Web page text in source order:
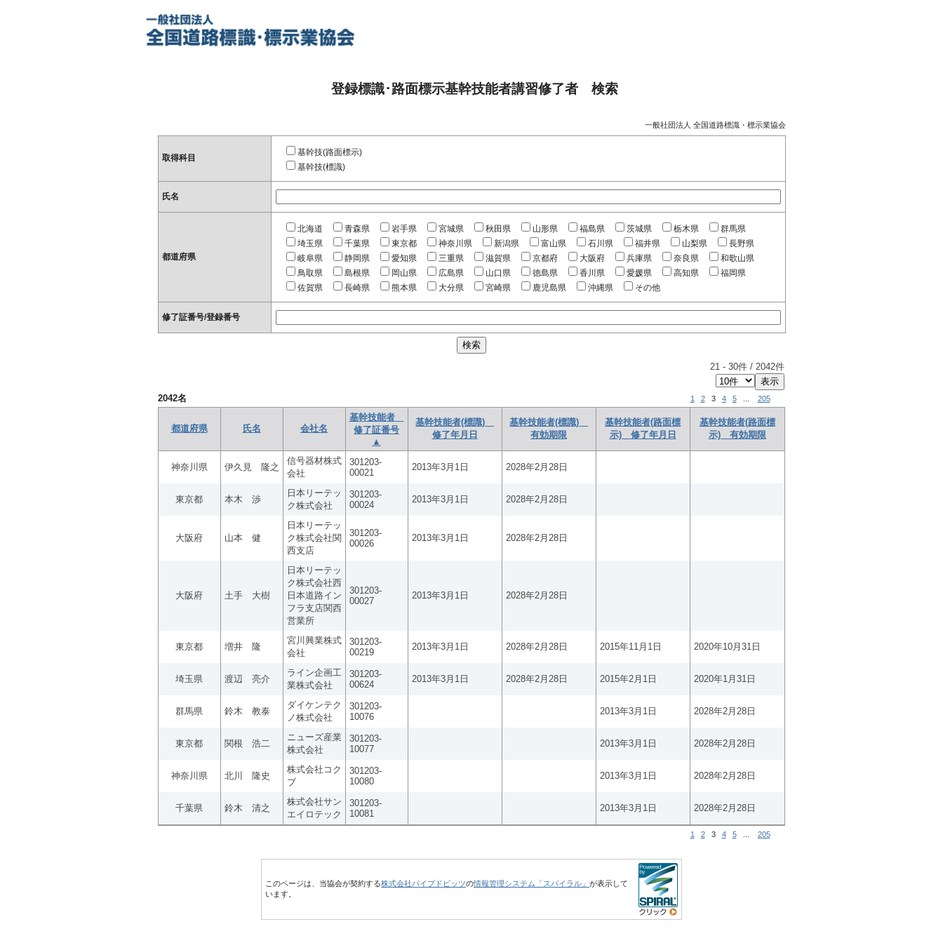
登録標識･路面標示基幹技能者講習修了者 検索
一般社団法人 全国道路標識・標示業協会
取得科目
基幹技(路面標示)
基幹技(標識)
氏名
都道府県
北海道 青森県 岩手県 宮城県 秋田県 山形県 福島県 茨城県 栃木県
群馬県
埼玉県
千葉県 東京都 神奈川県 新潟県 富山県 石川県 福井県 山梨県
長野県
岐阜県
静岡県 愛知県 三重県 滋賀県 京都府 大阪府 兵庫県 奈良県
和歌山県
鳥取県
島根県 岡山県 広島県 山口県 徳島県 香川県 愛媛県 高知県
福岡県
佐賀県
長崎県 熊本県 大分県 宮崎県 鹿児島県 沖縄県 その他
修了証番号/登録番号
21- 30件 / 2042件
2042名 1 2 3 4 5 205
都道府県 氏名 会社名
基幹技能者
修了証番号
▲
基幹技能者(標識)
修了年月日
基幹技能者(標識)
有効期限
基幹技能者(路面標
示) 修了年月日
基幹技能者(路面標
示) 有効期限
神奈川県 伊久見 隆之
信号器材株式
会社
301203-
00021
2013年3月1日 2028年2月28日
東京都 本木 渉
日本リーテッ
ク株式会社
301203-
00024
2013年3月1日 2028年2月28日
大阪府 山本 健
日本リーテッ
ク株式会社関
西支店
301203-
00026
2013年3月1日 2028年2月28日
大阪府 土手 大樹
日本リーテッ
ク株式会社西
日本道路イン
フラ支店関西
営業所
301203-
00027
2013年3月1日 2028年2月28日
東京都 増井 隆
宮川興業株式
会社
301203-
00219
2013年3月1日 2028年2月28日 2015年11月1日 2020年10月31日
埼玉県 渡辺 亮介
ライン企画工
業株式会社
301203-
00624
2013年3月1日 2028年2月28日 2015年2月1日 2020年1月31日
群馬県 鈴木 教泰
ダイケンテク
ノ株式会社
301203-
10076
2013年3月1日 2028年2月28日
東京都 関根 浩二
ニューズ産業
株式会社
301203-
10077
2013年3月1日 2028年2月28日
神奈川県 北川 隆史
株式会社コク
ブ
301203-
10080
2013年3月1日 2028年2月28日
千葉県 鈴木 清之
株式会社サン
エイロテック
301203-
10081
2013年3月1日 2028年2月28日
1 2 3 4 5 205
このページは、当協会が契約する株式会社パイプドビッツの情報管理システム「スパイラル」 が表示して
います。